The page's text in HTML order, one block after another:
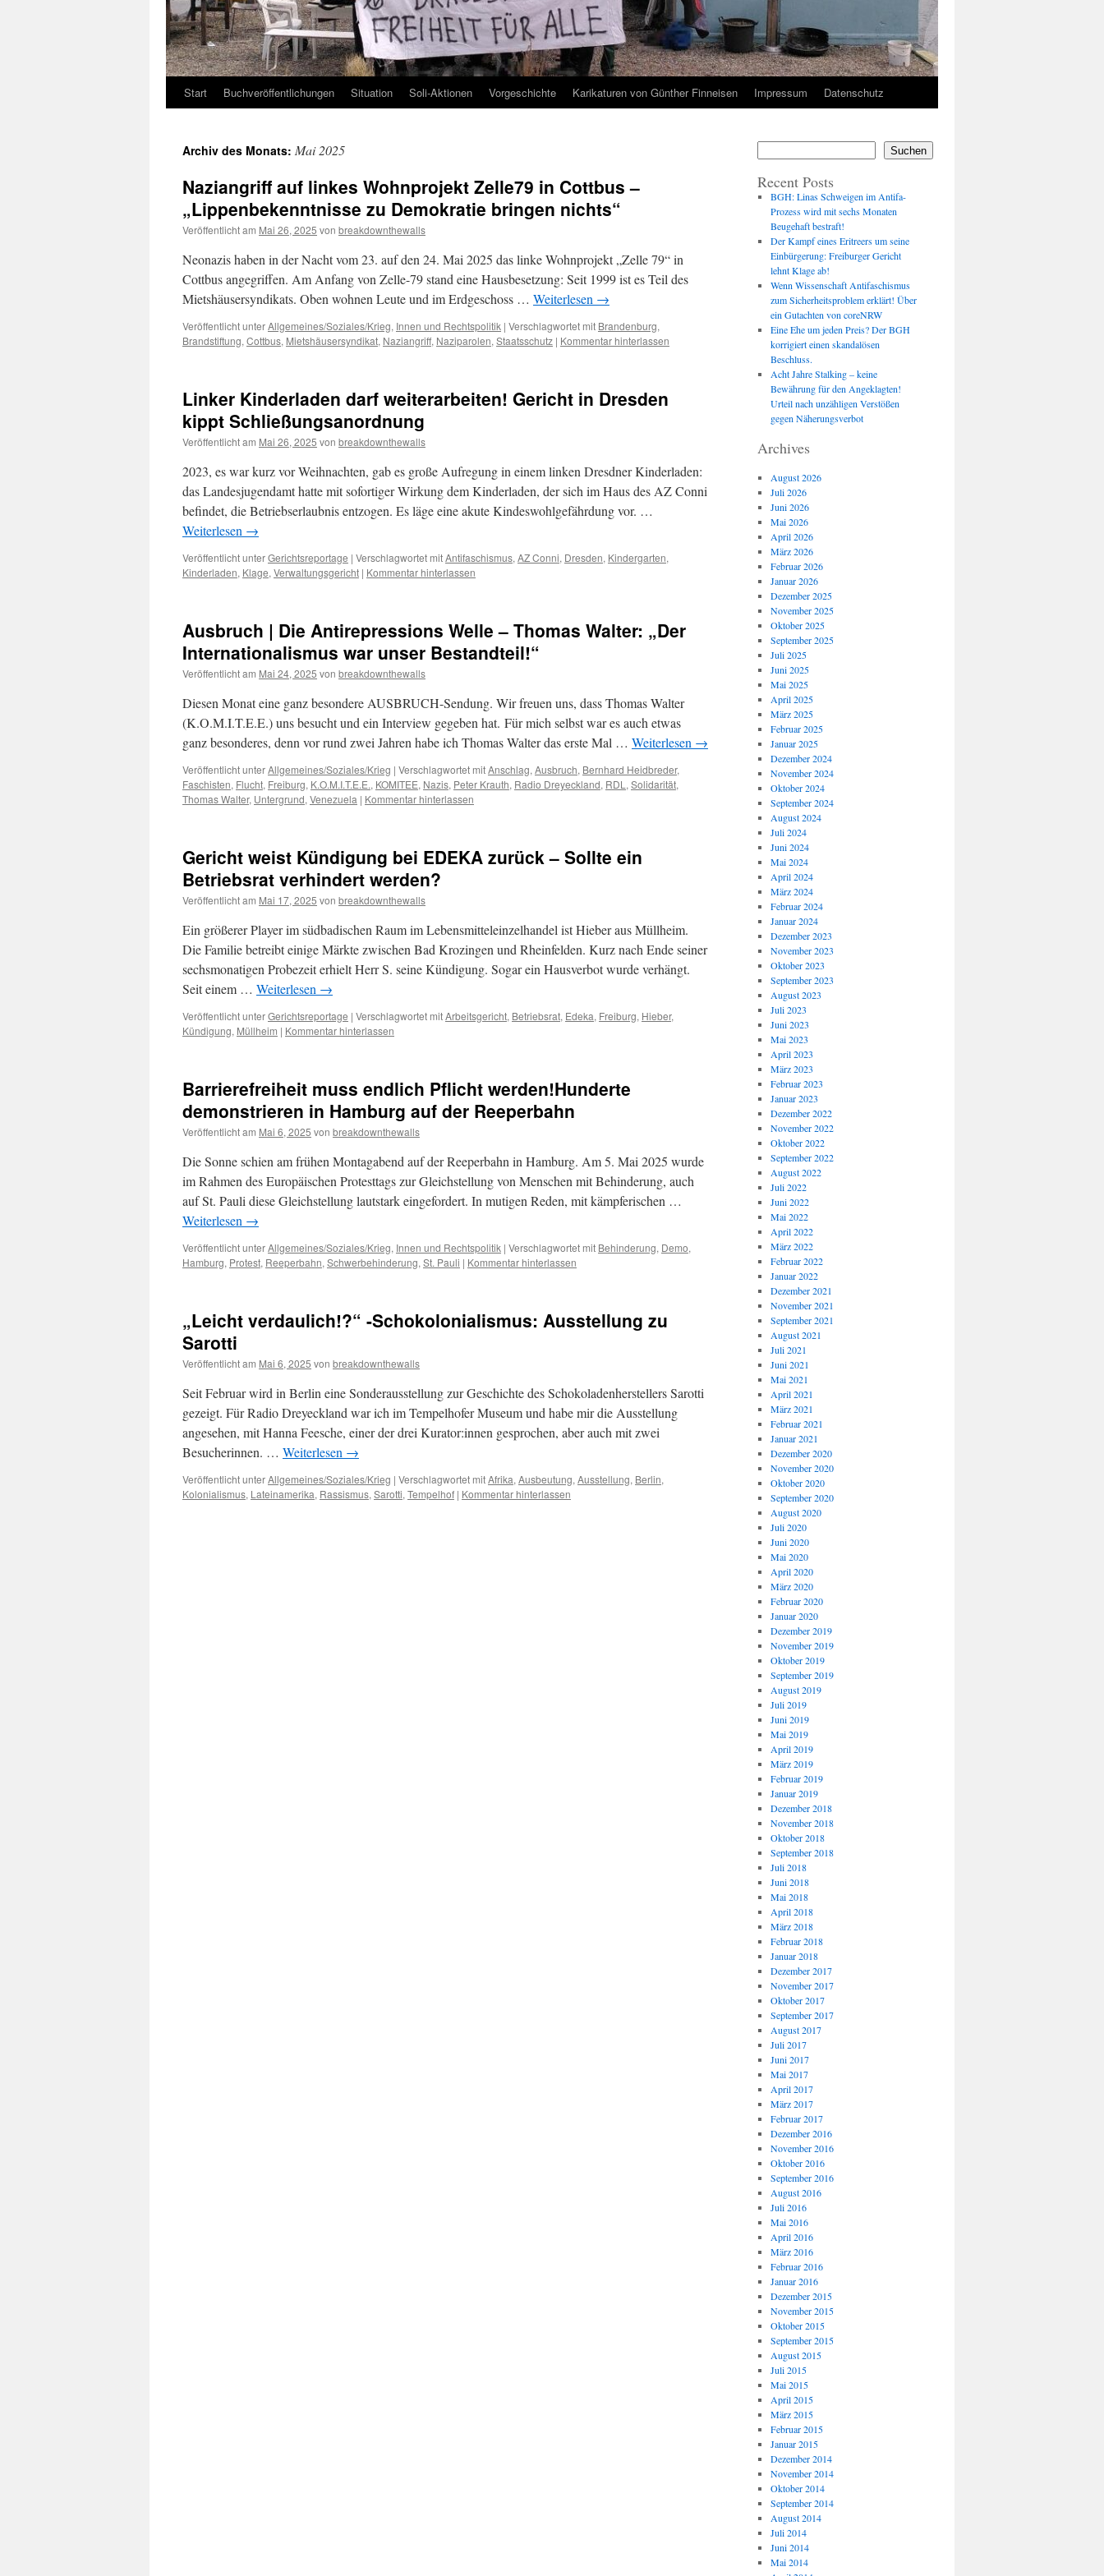
Start Buchveröffentlichungen Situation Soli-Aktionen Vorgeschichte Karikaturen von Günther Finneisen Impressum Datenschutz
Archiv des Monats: Mai 2025
Naziangriff auf linkes Wohnprojekt Zelle79 in Cottbus –
„Lippenbekenntnisse zu Demokratie bringen nichts“
Veröffentlicht am Mai 26, 2025 von breakdownthewalls
Neonazis haben in der Nacht vom 23. auf den 24. Mai 2025 das linke Wohnprojekt „Zelle 79“ in
Cottbus angegriffen. Am Anfang von Zelle-79 stand eine Hausbesetzung: Seit 1999 ist es Teil des
Mietshäusersyndikats. Oben wohnen Leute und im Erdgeschoss … Weiterlesen →
Veröffentlicht unterAllgemeines/Soziales/Krieg, Innen und Rechtspolitik | Verschlagwortet mit Brandenburg,
Brandstiftung, Cottbus, Mietshäusersyndikat, Naziangriff, Naziparolen, Staatsschutz | Kommentar hinterlassen
Linker Kinderladen darf weiterarbeiten! Gericht in Dresden
kippt Schließungsanordnung
Veröffentlicht am Mai 26, 2025 von breakdownthewalls
2023, es war kurz vor Weihnachten, gab es große Aufregung in einem linken Dresdner Kinderladen:
das Landesjugendamt hatte mit sofortiger Wirkung dem Kinderladen, der sich im Haus des AZ Conni
befindet, die Betriebserlaubnis entzogen. Es läge eine akute Kindeswohlgefährdung vor. …
Weiterlesen →
Veröffentlicht unterGerichtsreportage | Verschlagwortet mitAntifaschismus, AZ Conni, Dresden, Kindergarten,
Kinderladen, Klage, Verwaltungsgericht | Kommentar hinterlassen
Ausbruch | Die Antirepressions Welle – Thomas Walter: „Der
Internationalismus war unser Bestandteil!“
Veröffentlicht am Mai 24, 2025 von breakdownthewalls
Diesen Monat eine ganz besondere AUSBRUCH-Sendung. Wir freuen uns, dass Thomas Walter
(K.O.M.I.T.E.E.) uns besucht und ein Interview gegeben hat. Für mich selbst war es auch etwas
ganz besonderes, denn vor rund zwei Jahren habe ich Thomas Walter das erste Mal … Weiterlesen →
Veröffentlicht unterAllgemeines/Soziales/Krieg | Verschlagwortet mitAnschlag, Ausbruch, Bernhard Heidbreder,
Faschisten, Flucht, Freiburg, K.O.M.I.T.E.E., KOMITEE, Nazis, Peter Krauth, Radio Dreyeckland, RDL , Solidarität,
Thomas Walter, Untergrund, Venezuela | Kommentar hinterlassen
Gericht weist Kündigung bei EDEKA zurück – Sollte ein
Betriebsrat verhindert werden?
Veröffentlicht am Mai 17, 2025 von breakdownthewalls
Ein größerer Player im südbadischen Raum im Lebensmitteleinzelhandel ist Hieber aus Müllheim.
Die Familie betreibt einige Märkte zwischen Bad Krozingen und Rheinfelden. Kurz nach Ende seiner
sechsmonatigen Probezeit erhielt Herr S. seine Kündigung. Sogar ein Hausverbot wurde verhängt.
Seit einem … Weiterlesen →
Veröffentlicht unterGerichtsreportage | Verschlagwortet mitArbeitsgericht, Betriebsrat, Edeka, Freiburg, Hieber,
Kündigung, Müllheim | Kommentar hinterlassen
Barrierefreiheit muss endlich Pflicht werden!Hunderte
demonstrieren in Hamburg auf der Reeperbahn
Veröffentlicht am Mai 6, 2025 von breakdownthewalls
Die Sonne schien am frühen Montagabend auf der Reeperbahn in Hamburg. Am 5. Mai 2025 wurde
im Rahmen des Europäischen Protesttags zur Gleichstellung von Menschen mit Behinderung, auch
auf St. Pauli diese Gleichstellung lautstark eingefordert. In mutigen Reden, mit kämpferischen …
Weiterlesen →
Veröffentlicht unterAllgemeines/Soziales/Krieg, Innen und Rechtspolitik | Verschlagwortet mit Behinderung, Demo,
Hamburg, Protest, Reeperbahn, Schwerbehinderung, St. Pauli | Kommentar hinterlassen
„Leicht verdaulich!?“ -Schokolonialismus: Ausstellung zu
Sarotti
Veröffentlicht am Mai 6, 2025 von breakdownthewalls
Seit Februar wird in Berlin eine Sonderausstellung zur Geschichte des Schokoladenherstellers Sarotti
gezeigt. Für Radio Dreyeckland war ich im Tempelhofer Museum und habe mir die Ausstellung
angesehen, mit Hanna Feesche, einer der drei Kurator:innen gesprochen, aber auch mit zwei
Besucherinnen. … Weiterlesen →
Veröffentlicht unterAllgemeines/Soziales/Krieg | Verschlagwortet mitAfrika, Ausbeutung, Ausstellung, Berlin,
Kolonialismus, Lateinamerika, Rassismus, Sarotti, Tempelhof | Kommentar hinterlassen
Suchen
Recent Posts
BGH: Linas Schweigen im Antifa-
Prozess wird mit sechs Monaten
Beugehaft bestraft!
Der Kampf eines Eritreers um seine
Einbürgerung: Freiburger Gericht
lehnt Klage ab!
Wenn Wissenschaft Antifaschismus
zum Sicherheitsproblem erklärt! Über
ein Gutachten von coreNRW
Eine Ehe um jeden Preis? Der BGH
korrigiert einen skandalösen
Beschluss.
Acht Jahre Stalking – keine
Bewährung für den Angeklagten!
Urteil nach unzähligen Verstößen
gegen Näherungsverbot
Archives
August 2026
Juli 2026
Juni 2026
Mai 2026
April 2026
März 2026
Februar 2026
Januar 2026
Dezember 2025
November 2025
Oktober 2025
September 2025
Juli 2025
Juni 2025
Mai 2025
April 2025
März 2025
Februar 2025
Januar 2025
Dezember 2024
November 2024
Oktober 2024
September 2024
August 2024
Juli 2024
Juni 2024
Mai 2024
April 2024
März 2024
Februar 2024
Januar 2024
Dezember 2023
November 2023
Oktober 2023
September 2023
August 2023
Juli 2023
Juni 2023
Mai 2023
April 2023
März 2023
Februar 2023
Januar 2023
Dezember 2022
November 2022
Oktober 2022
September 2022
August 2022
Juli 2022
Juni 2022
Mai 2022
April 2022
März 2022
Februar 2022
Januar 2022
Dezember 2021
November 2021
September 2021
August 2021
Juli 2021
Juni 2021
Mai 2021
April 2021
März 2021
Februar 2021
Januar 2021
Dezember 2020
November 2020
Oktober 2020
September 2020
August 2020
Juli 2020
Juni 2020
Mai 2020
April 2020
März 2020
Februar 2020
Januar 2020
Dezember 2019
November 2019
Oktober 2019
September 2019
August 2019
Juli 2019
Juni 2019
Mai 2019
April 2019
März 2019
Februar 2019
Januar 2019
Dezember 2018
November 2018
Oktober 2018
September 2018
Juli 2018
Juni 2018
Mai 2018
April 2018
März 2018
Februar 2018
Januar 2018
Dezember 2017
November 2017
Oktober 2017
September 2017
August 2017
Juli 2017
Juni 2017
Mai 2017
April 2017
März 2017
Februar 2017
Dezember 2016
November 2016
Oktober 2016
September 2016
August 2016
Juli 2016
Mai 2016
April 2016
März 2016
Februar 2016
Januar 2016
Dezember 2015
November 2015
Oktober 2015
September 2015
August 2015
Juli 2015
Mai 2015
April 2015
März 2015
Februar 2015
Januar 2015
Dezember 2014
November 2014
Oktober 2014
September 2014
August 2014
Juli 2014
Juni 2014
Mai 2014